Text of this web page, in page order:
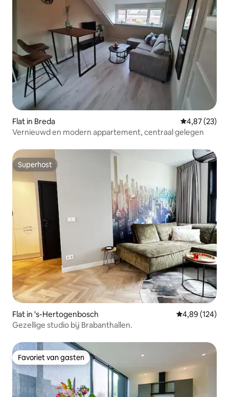
Flat in Breda Gemiddelde
4,87 (23)
Vernieuwd en modern appartement, centraal gelegen
Superhost
Superhost
Flat in 's-Hertogenbosch Gemiddelde
4,89 (124)
Gezellige studio bij Brabanthallen.
Favoriet van gasten
Favoriet van gasten